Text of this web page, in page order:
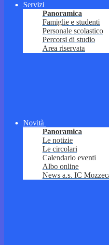
Servizi
Panoramica
Famiglie e studenti
Personale scolastico
Percorsi di studio
Area riservata
Novità
Panoramica
Le notizie
Le circolari
Calendario eventi
Albo online
News a.s. IC